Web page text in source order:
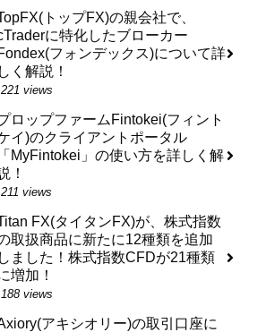
トップFX)の親会社で、
に特化したブローカー
フォンデックス)について詳
しく解説！
221 views
ロップファームFintokei(フィント
イ)のクライアントポータル
「MyFintokei」の使い方を詳しく解
！
211 views
FX(タイタンFX)が、株式指数
取扱商品に新たに12種類を追加
しました！株式指数CFDが21種類
増加！
188 views
アキシオリー)の取引口座に